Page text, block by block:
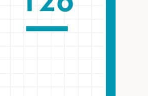
ファミリーオフィスとは
メールマガジン登録